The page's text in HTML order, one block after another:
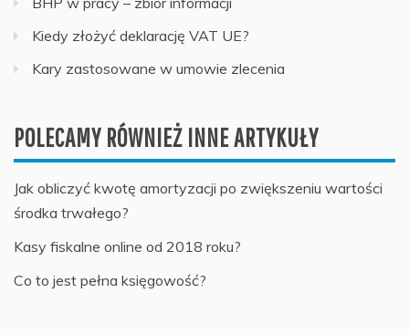
Kiedy złożyć deklarację VAT UE?
Kary zastosowane w umowie zlecenia
POLECAMY RÓWNIEŻ INNE ARTYKUŁY
Jak obliczyć kwotę amortyzacji po zwiększeniu wartości
środka trwałego?
Kasy fiskalne online od 2018 roku?
Co to jest pełna księgowość?